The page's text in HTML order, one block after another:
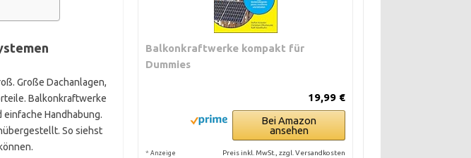
Große Dachanlagen,
Balkonkraftwerke
Handhabung.
So siehst
Balkonkraftwerke kompakt für
Dummies
19,99 €
Bei Amazon
ansehen
* Anzeige Preis inkl. MwSt., zzgl. Versandkosten